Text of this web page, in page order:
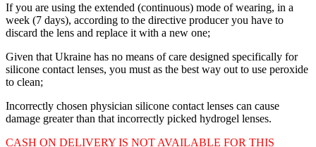
If you are using the extended (continuous) mode of wearing, in a
week (7 days), according to the directive producer you have to
discard the lens and replace it with a new one;
Given that Ukraine has no means of care designed specifically for
silicone contact lenses, you must as the best way out to use peroxide
to clean;
Incorrectly chosen physician silicone contact lenses can cause
damage greater than that incorrectly picked hydrogel lenses.
CASH ON DELIVERY IS NOT AVAILABLE FOR THIS